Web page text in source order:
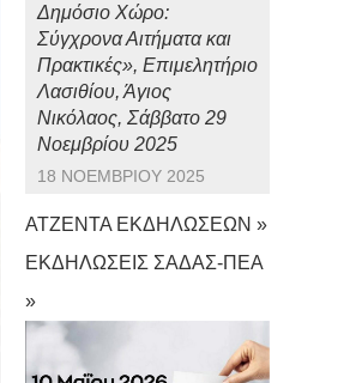
Δημόσιο Χώρο:
Σύγχρονα Αιτήματα και
Πρακτικές», Επιμελητήριο
Λασιθίου, Άγιος
Νικόλαος, Σάββατο 29
Νοεμβρίου 2025
18 ΝΟΕΜΒΡΊΟΥ 2025
ΑΤΖΕΝΤΑ ΕΚΔΗΛΩΣΕΩΝ »
ΕΚΔΗΛΩΣΕΙΣ ΣΑΔΑΣ-ΠΕΑ
»